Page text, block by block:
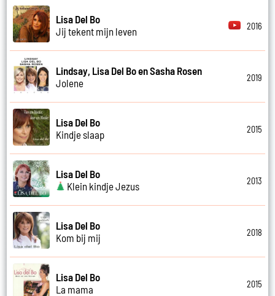
Lisa Del Bo
Jij tekent mijn leven
2016
Lindsay, Lisa Del Bo en Sasha Rosen
Jolene
2019
Lisa Del Bo
Kindje slaap
2015
Lisa Del Bo
Klein kindje Jezus
2013
Lisa Del Bo
Kom bij mij
2018
Lisa Del Bo
La mama
2015